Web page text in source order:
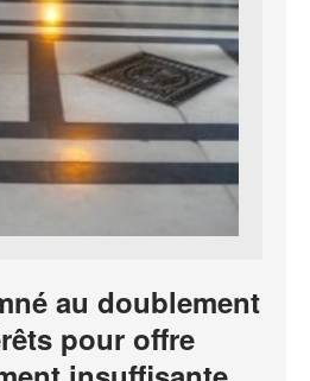
au doublement
pour offre